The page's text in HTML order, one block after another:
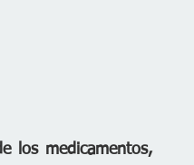
los medicamentos,